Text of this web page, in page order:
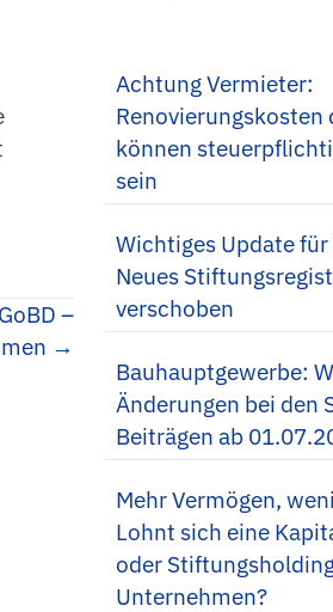
–
→
Achtung Vermieter:
Renovierungskosten
können
sein
Wichtiges Update
Neues
verschoben
Bauhauptgewerbe:
Änderungen bei den
Beiträgen ab
Mehr Vermögen,
Lohnt sich eine
oder
Unternehmen?